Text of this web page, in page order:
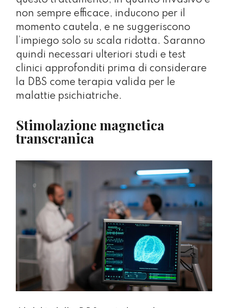
non sempre efficace, inducono per il
momento cautela, e ne suggeriscono
l’impiego solo su scala ridotta. Saranno
quindi necessari ulteriori studi e test
clinici approfonditi prima di considerare
la DBS come terapia valida per le
malattie psichiatriche.
Stimolazione magnetica
transcranica